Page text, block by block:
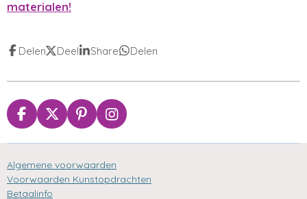
materialen!
Delen Deel Share Delen
F
a
c
e
b
o
X
P
i
n
t
e
r
I
n
s
t
a
g
Algemene voorwaarden
Voorwaarden Kunstopdrachten
Betaalinfo